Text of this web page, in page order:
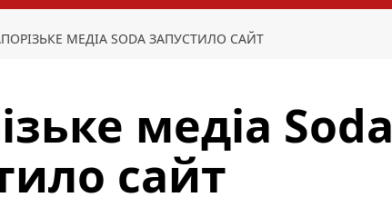
МЕДІА SODA ЗАПУСТИЛО САЙТ
медіа Soda
сайт